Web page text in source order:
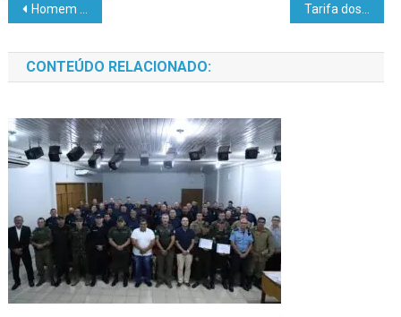
Homem que perseguia esposa cristã aceita Jesus após ler a Bíblia na Índia: ‘Deus o tocou’
CONTEÚDO RELACIONADO: